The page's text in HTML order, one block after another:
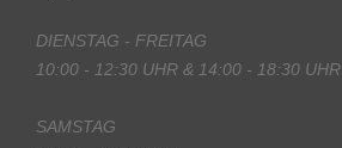
DIENSTAG - FREITAG
10:00 - 12:30 UHR & 14:00 - 18:30 UHR
SAMSTAG